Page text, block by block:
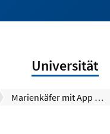
Universität
Marienkäfer mit App „ID-Logics“ bestimmen